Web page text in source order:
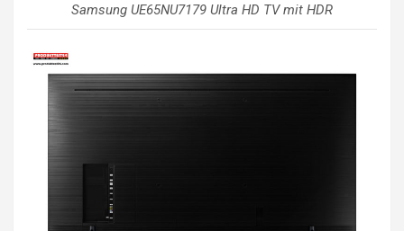
Samsung UE65NU7179 Ultra HD TV mit HDR